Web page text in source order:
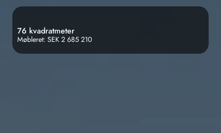
76 kvadratmeter
Møbleret: SEK 2 685 210